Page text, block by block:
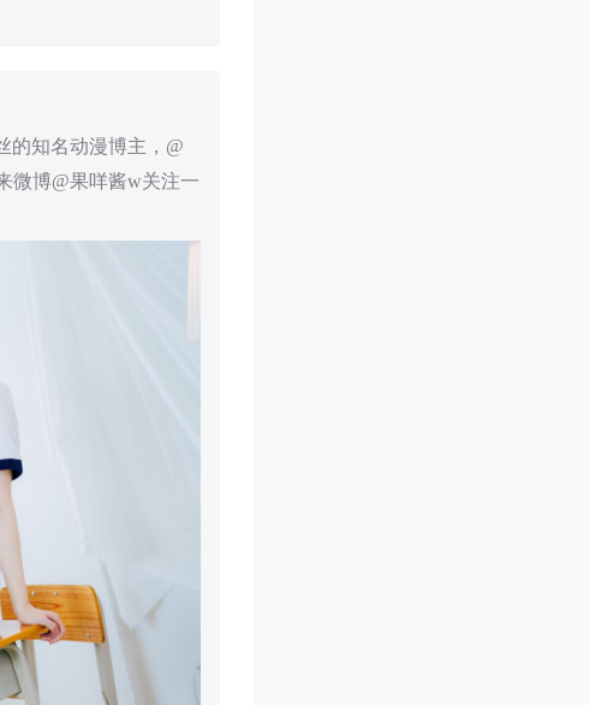
的知名动漫博主，@
微博@果咩酱w关注一